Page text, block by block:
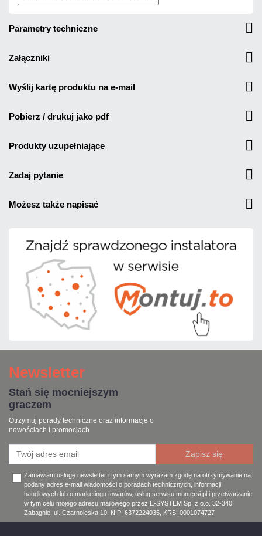
parametry techniczne
załączniki
wyślij kartę produktu na e-mail
pobierz / drukuj jako pdf
produkty uzupełniające
zadaj pytanie
możesz także napisać
Newsletter
Stań się mocniejszym
graczem
Otrzymuj porady techniczne oraz informacje o
nowościach i promocjach
Zamawiam usługę newsletter i tym samym wyrażam zgodę na otrzymywanie na
podany adres e-mail wiadomości o poradach technicznych, informacji
handlowych lub o marketingu towarów, usług serwisu montersi.pl i przetwarzanie
w tym celu mojego adresu mailowego przez E-SYSTEM Sp. z o.o. 32-340
Zabagnie, ul. Czarnoleska 10, NIP: 6372224035, KRS: 0001074727